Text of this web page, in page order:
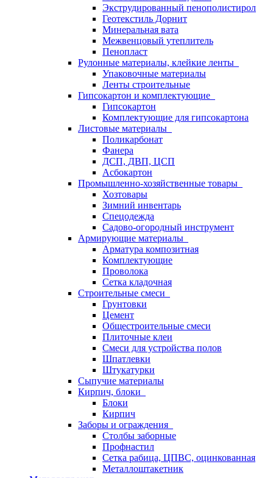
Экструдированный пенополистирол
Геотекстиль Дорнит
Минеральная вата
Межвенцовый утеплитель
Пенопласт
Рулонные материалы, клейкие ленты
Упаковочные материалы
Ленты строительные
Гипсокартон и комплектующие
Гипсокартон
Комплектующие для гипсокартона
Листовые материалы
Поликарбонат
Фанера
ДСП, ДВП, ЦСП
Асбокартон
Промышленно-хозяйственные товары
Хозтовары
Зимний инвентарь
Спецодежда
Садово-огородный инструмент
Армирующие материалы
Арматура композитная
Комплектующие
Проволока
Сетка кладочная
Строительные смеси
Грунтовки
Цемент
Общестроительные смеси
Плиточные клеи
Смеси для устройства полов
Шпатлевки
Штукатурки
Сыпучие материалы
Кирпич, блоки
Блоки
Кирпич
Заборы и ограждения
Столбы заборные
Профнастил
Сетка рабица, ЦПВС, оцинкованная
Металлоштакетник